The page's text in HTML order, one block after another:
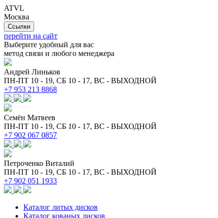
ATVL
Москва
Ссылки
перейти на сайт
Выберите удобный для вас
метод связи и любого менеджера
Андрей Линьков
ПН-ПТ 10 - 19, СБ 10 - 17, ВС - ВЫХОДНОЙ
+7 953 213 8868
Семён Матвеев
ПН-ПТ 10 - 19, СБ 10 - 17, ВС - ВЫХОДНОЙ
+7 902 067 0857
Петроченко Виталий
ПН-ПТ 10 - 19, СБ 10 - 17, ВС - ВЫХОДНОЙ
+7 902 051 1933
Каталог литых дисков
Каталог кованых дисков